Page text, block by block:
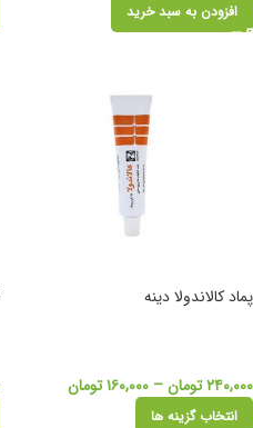
افزودن به سبد خرید
پماد کالاندولا دینه
۲۴۰,۰۰۰تومان– ۱۶۰,۰۰۰تومان
انتخاب گزینه ها